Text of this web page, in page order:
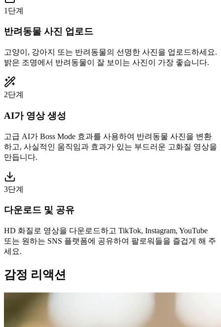
1단계
반려동물 사진 업로드
고양이, 강아지 또는 반려동물의 선명한 사진을 업로드하세요.
밝은 조명에서 반려동물이 잘 보이는 사진이 가장 좋습니다.
2단계
AI가 영상 생성
고급 AI가 Boss Mode 효과를 사용하여 반려동물 사진을 변환
하고, 사실적인 움직임과 효과가 있는 부드러운 고화질 영상을
만듭니다.
3단계
다운로드 및 공유
HD 화질로 영상을 다운로드하고 TikTok, Instagram, YouTube
또는 원하는 SNS 플랫폼에 공유하여 팔로워들을 즐겁게 해 주
세요.
감정 리액션